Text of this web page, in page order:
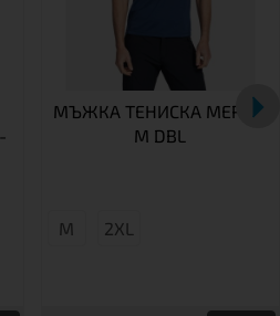
МЪЖКА ТЕНИСКА MERIN-
M DBL
M 2XL